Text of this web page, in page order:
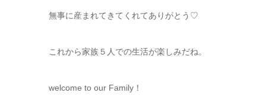
無事に産まれてきてくれてありがとう♡
これから家族５人での生活が楽しみだね。
welcome to our Family！